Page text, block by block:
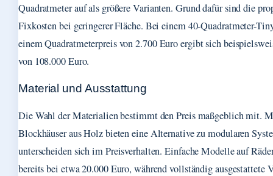
Quadratmeter auf als größere Varianten. Grund dafür sind die
Fixkosten bei geringerer Fläche. Bei einem 40-Quadratmeter-
einem Quadratmeterpreis von 2.700 Euro ergibt sich
von 108.000 Euro.
Material und Ausstattung
Die Wahl der Materialien bestimmt den Preis maßgeblich mit.
Blockhäuser aus Holz bieten eine Alternative zu modularen
unterscheiden sich im Preisverhalten. Einfache Modelle auf
bereits bei etwa 20.000 Euro, während vollständig ausgestattete